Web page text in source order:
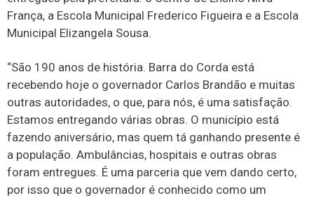
França, a Escola Municipal Frederico Figueira e a Escola
Municipal Elizangela Sousa.
“São 190 anos de história. Barra do Corda está
recebendo hoje o governador Carlos Brandão e muitas
outras autoridades, o que, para nós, é uma satisfação.
Estamos entregando várias obras. O município está
fazendo aniversário, mas quem tá ganhando presente é
a população. Ambulâncias, hospitais e outras obras
foram entregues. É uma parceria que vem dando certo,
por isso que o governador é conhecido como um